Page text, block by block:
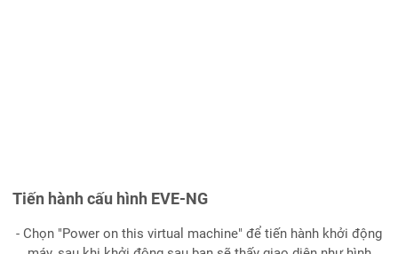
Tiến hành cấu hình EVE-NG
- Chọn "Power on this virtual machine" để tiến hành khởi động